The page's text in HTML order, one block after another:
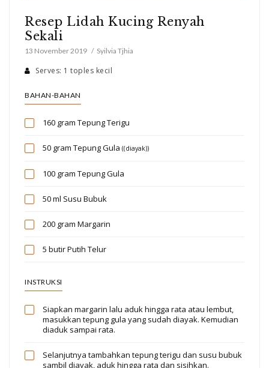
Resep Lidah Kucing Renyah
Sekali
13 November 2019 Syilvia Tjhia
Serves: 1 toples kecil
BAHAN-BAHAN
160 gram Tepung Terigu
50 gram Tepung Gula ((diayak))
100 gram Tepung Gula
50 ml Susu Bubuk
200 gram Margarin
5 butirPutih Telur
INSTRUKSI
Siapkan margarin lalu aduk hingga rata atau lembut,
masukkan tepung gula yang sudah diayak. Kemudian
diaduk sampai rata.
Selanjutnya tambahkan tepung terigu dan susu bubuk
sambil diayak, aduk hingga rata dan sisihkan.